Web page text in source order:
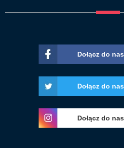
Dołącz do nas
Dołącz do nas
Dołącz do nas